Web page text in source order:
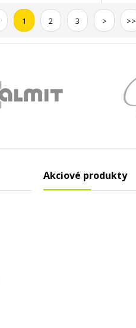
1 2 3 > >>
Akciové produkty